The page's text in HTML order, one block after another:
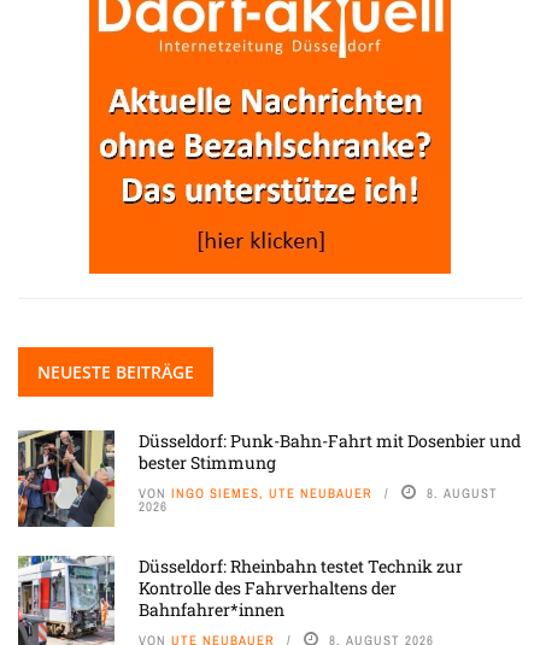
NEUESTE BEITRÄGE
Düsseldorf: Punk-Bahn-Fahrt mit Dosenbier und
bester Stimmung
VON INGO SIEMES, UTE NEUBAUER 8. AUGUST
2026
Düsseldorf: Rheinbahn testet Technik zur
Kontrolle des Fahrverhaltens der
Bahnfahrer*innen
VON UTE NEUBAUER 8. AUGUST 2026